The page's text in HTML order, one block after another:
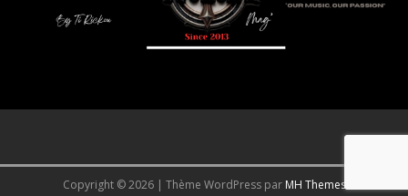
Copyright © 2026 | Thème WordPress par MH Themes